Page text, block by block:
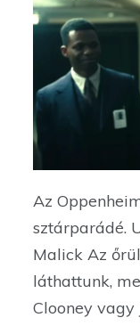
Az
sztárparádé.
Malick Az
láthattunk,
Clooney